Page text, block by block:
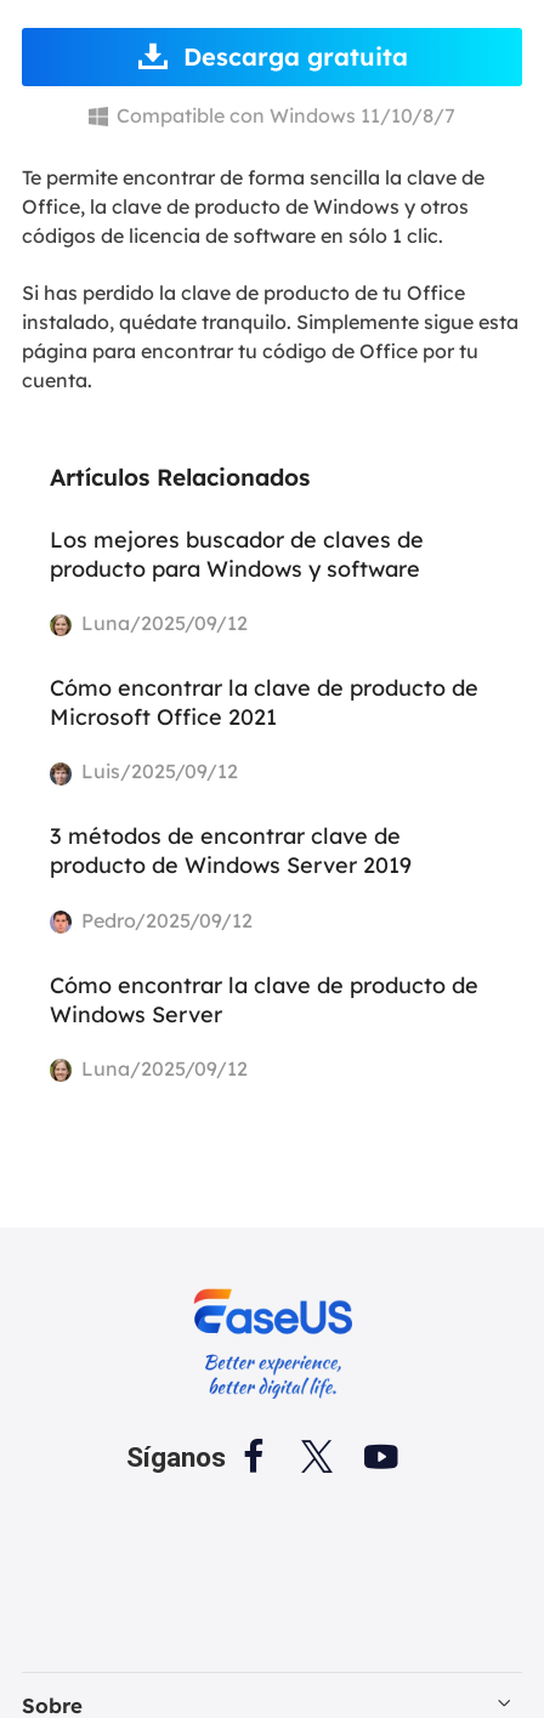
Descarga gratuita
 Compatible con Windows 11/10/8/7
Te permite encontrar de forma sencilla la clave de
Office, la clave de producto de Windows y otros
códigos de licencia de software en sólo 1 clic.
Si has perdido la clave de producto de tu Office
instalado, quédate tranquilo. Simplemente sigue esta
página para encontrar tu código de Office por tu
cuenta.
Artículos Relacionados
Los mejores buscador de claves de
producto para Windows y software
Luna/2025/09/12
Cómo encontrar la clave de producto de
Microsoft Office 2021
Luis/2025/09/12
3 métodos de encontrar clave de
producto de Windows Server 2019
Pedro/2025/09/12
Cómo encontrar la clave de producto de
Windows Server
Luna/2025/09/12
Síganos   
Sobre